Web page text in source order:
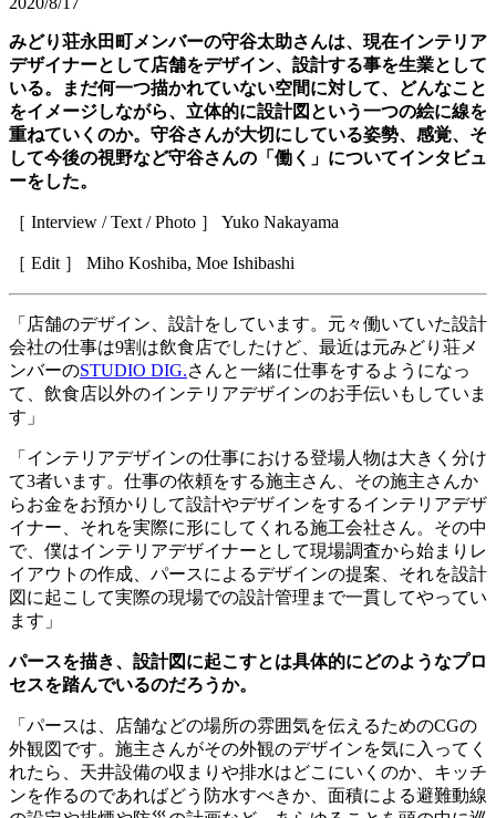
みどり荘永田町メンバーの守谷太助さんは、現在インテリア
デザイナーとして店舗をデザイン、設計する事を生業として
いる。まだ何一つ描かれていない空間に対して、どんなこと
をイメージしながら、立体的に設計図という一つの絵に線を
重ねていくのか。守谷さんが大切にしている姿勢、感覚、そ
して今後の視野など守谷さんの「働く」についてインタビュ
ーをした。
［ Interview / Text / Photo ］ Yuko Nakayama
［ Edit ］ Miho Koshiba, Moe Ishibashi
「店舗のデザイン、設計をしています。元々働いていた設計
会社の仕事は9割は飲食店でしたけど、最近は元みどり荘メ
ンバーのSTUDIO DIG.さんと一緒に仕事をするようになっ
て、飲食店以外のインテリアデザインのお手伝いもしていま
す」
「インテリアデザインの仕事における登場人物は大きく分け
て3者います。仕事の依頼をする施主さん、その施主さんか
らお金をお預かりして設計やデザインをするインテリアデザ
イナー、それを実際に形にしてくれる施工会社さん。その中
で、僕はインテリアデザイナーとして現場調査から始まりレ
イアウトの作成、パースによるデザインの提案、それを設計
図に起こして実際の現場での設計管理まで一貫してやってい
ます」
パースを描き、設計図に起こすとは具体的にどのようなプロ
セスを踏んでいるのだろうか。
「パースは、店舗などの場所の雰囲気を伝えるためのCGの
外観図です。施主さんがその外観のデザインを気に入ってく
れたら、天井設備の収まりや排水はどこにいくのか、キッチ
ンを作るのであればどう防水すべきか、面積による避難動線